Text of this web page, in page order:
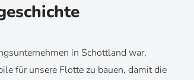
in Schottland war,
für unsere Flotte zu bauen, damit die